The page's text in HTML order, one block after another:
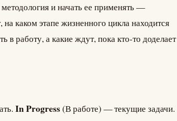
и начать ее применять —
каком этапе жизненного цикла находится
в работу, а какие ждут, пока кто-то доделает
In Progress(В работе) — текущие задачи.